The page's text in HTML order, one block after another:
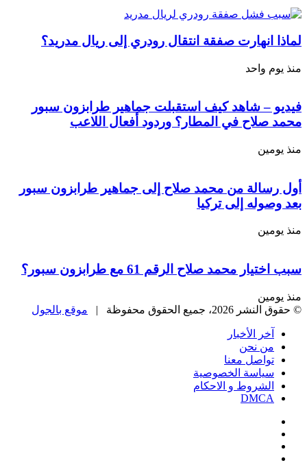
لماذا انهارت صفقة انتقال رودري إلى ريال مدريد؟
منذ يوم واحد
فيديو – شاهد كيف استقبلت جماهير طرابزون سبور
محمد صلاح في المطار؟ وردود أفعال اللاعب
منذ يومين
أول رسالة من محمد صلاح إلى جماهير طرابزون سبور
بعد وصوله إلى تركيا
منذ يومين
سبب اختيار محمد صلاح الرقم 61 مع طرابزون سبور؟
منذ يومين
© حقوق النشر 2026، جميع الحقوق محفوظة |
موقع بالجول
آخر الأخبار
من نحن
تواصل معنا
سياسة الخصوصية
الشروط و الاحكام
DMCA